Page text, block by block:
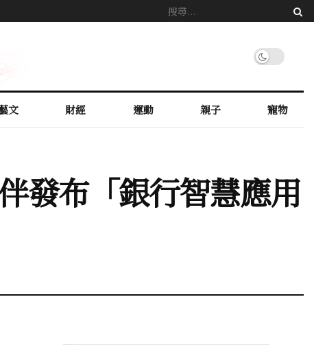
文 財經 運動 親子 寵物
發布「銀行智慧應用